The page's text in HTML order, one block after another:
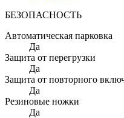
БЕЗОПАСНОСТЬ
Автоматическая парковка
Да
Защита от перегрузки
Да
Защита от повторного
Да
Резиновые ножки
Да